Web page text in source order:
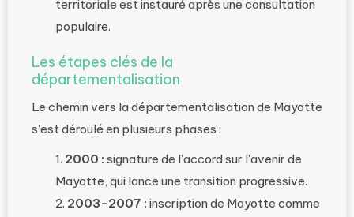
territoriale est instauré après une consultation
populaire.
Les étapes clés de la
départementalisation
Le chemin vers la départementalisation de Mayotte
s’est déroulé en plusieurs phases :
2000 : signature de l’accord sur l’avenir de
Mayotte, qui lance une transition progressive.
2003-2007 : inscription de Mayotte comme